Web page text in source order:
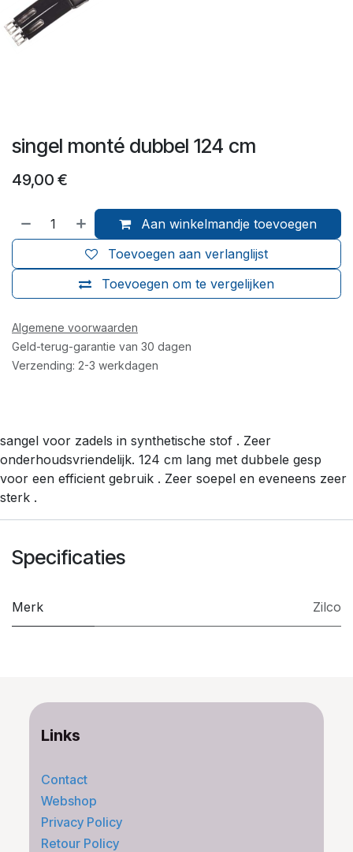
singel monté dubbel 124 cm
49,00 €
Aan winkelmandje toevoegen
Toevoegen om te vergelijken
Toevoegen aan verlanglijst
Algemene voorwaarden
Geld-terug-garantie van 30 dagen
Verzending: 2-3 werkdagen
sangel voor zadels in synthetische stof . Zeer
onderhoudsvriendelijk. 124 cm lang met dubbele gesp
voor een efficient gebruik . Zeer soepel en eveneens zeer
sterk .
Specificaties
Merk Zilco
Links
Contact
Webshop
Privacy Policy
Retour Policy